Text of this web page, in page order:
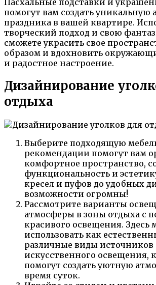
помогут вам создать уникальную
праздника в вашей квартире.
творческий подход и свою
сможете украсить свое
образом и вдохновить
и радостное настроение.
Дизайнирование
отдыха
Выберите подходящую
рекомендации помогут вам
комфортное пространство,
функциональность и
кресел и пуфов до удобных
возможности огромны!
Рассмотрите варианты
атмосферы в зоны отдыха с
красивого освещения. Здесь
использовать как
различные виды источников
искусственного освещения,
помогут создать уютную
время суток.